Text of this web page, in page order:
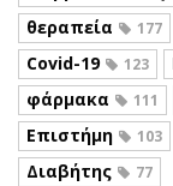
θεραπεία 177
Covid-19 123
φάρμακα 111
Επιστήμη 103
Διαβήτης 77